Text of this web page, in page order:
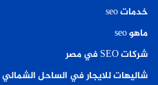
خدمات seo
ماهو seo
شركات SEO في مصر
شاليهات للايجار في الساحل الشمالي